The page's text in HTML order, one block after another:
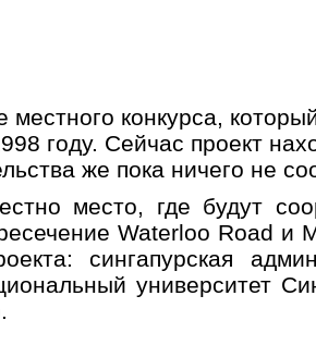
местного конкурса,
году. Сейчас проект
же пока ничего не
место, где будут
Waterloo Road и
сингапурская
университет